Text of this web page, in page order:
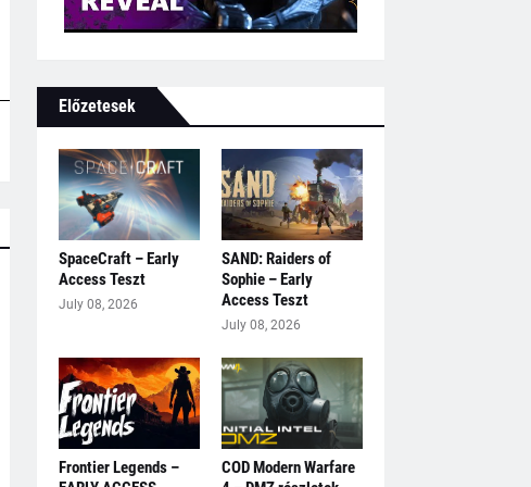
Előzetesek
SpaceCraft – Early
Access Teszt
July 08, 2026
SAND: Raiders of
Sophie – Early
Access Teszt
July 08, 2026
Frontier Legends –
COD Modern Warfare